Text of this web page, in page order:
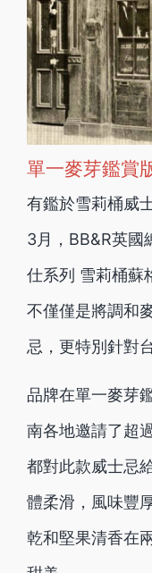
單一麥芽鑑賞
有鑑於雪莉桶威
3月，BB&R英國
仕系列 雪莉桶蘇
不僅僅是將調和
忌，更特別針對
品牌在單一麥芽
南各地邀請了超
都對此款威士忌
體柔滑，風味豐
乾和堅果清香在